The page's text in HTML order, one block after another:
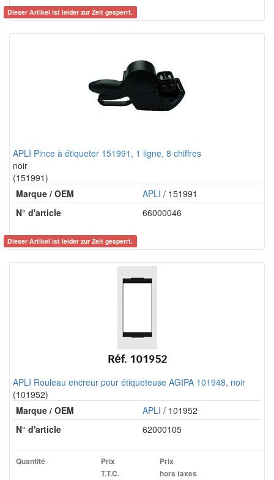
Dieser Artikel ist leider zur Zeit gesperrt.
APLI Pince à étiqueter 151991, 1 ligne, 8 chiffres
noir
(151991)
Marque / OEM
APLI / 151991
N° d'article
66000046
Dieser Artikel ist leider zur Zeit gesperrt.
APLI Rouleau encreur pour étiqueteuse AGIPA 101948, noir
(101952)
Marque / OEM
APLI / 101952
N° d'article
62000105
Quantité
Prix
T.T.C.
Prix
hors taxes